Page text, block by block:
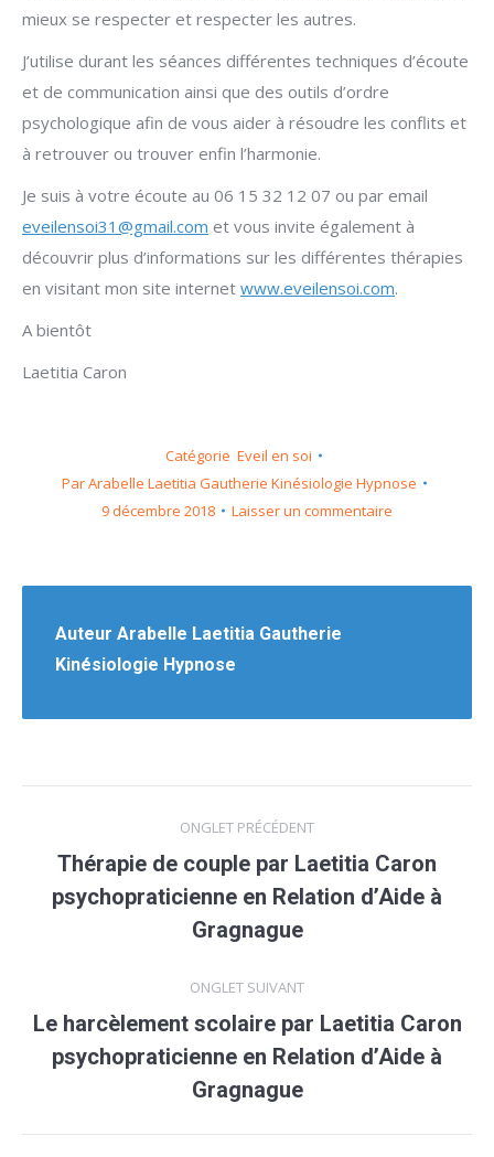
mieux se respecter et respecter les autres.
J’utilise durant les séances différentes techniques d’écoute
et de communication ainsi que des outils d’ordre
psychologique afin de vous aider à résoudre les conflits et
à retrouver ou trouver enfin l’harmonie.
Je suis à votre écoute au 06 15 32 12 07 ou par email
eveilensoi31@gmail.com et vous invite également à
découvrir plus d’informations sur les différentes thérapies
en visitant mon site internet www.eveilensoi.com.
A bientôt
Laetitia Caron
Catégorie Eveil en soi
ParArabelle Laetitia Gautherie Kinésiologie Hypnose
9 décembre 2018
Laisser un commentaire
Auteur Arabelle Laetitia Gautherie
Kinésiologie Hypnose
de
commentaire
ONGLET PRÉCÉDENT
Onglet
précédent
Thérapie de couple par Laetitia Caron
psychopraticienne en Relation d’Aide à
Gragnague
ONGLET SUIVANT
Onglet
suivant
Le harcèlement scolaire par Laetitia Caron
psychopraticienne en Relation d’Aide à
Gragnague